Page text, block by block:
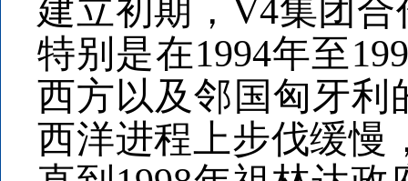
建立初期，V4集团
特别是在1994年至
西方以及邻国匈牙
西洋进程上步伐缓慢